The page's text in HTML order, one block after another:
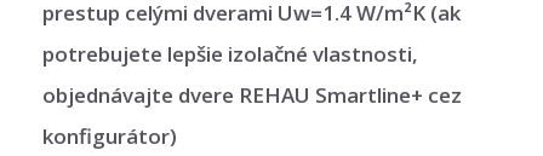
prestup celými dverami Uw=1.4 W/m²K (ak
potrebujete lepšie izolačné vlastnosti,
objednávajte dvere REHAU Smartline+ cez
konfigurátor)